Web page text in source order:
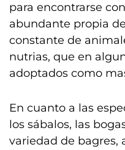
para encontrarse
abundante propia
constante de
nutrias, que en
adoptados como
En cuanto a las
los sábalos, las
variedad de bagres,